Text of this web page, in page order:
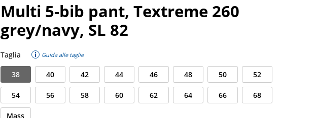
Multi 5-bib pant, Textreme 260
grey/navy, SL 82
Taglia Guida alle taglie
38 40 42 44 46 48 50 52
54 56 58 60 62 64 66 68
Mass